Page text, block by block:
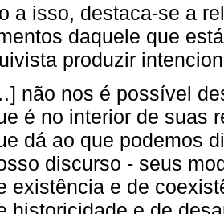
a isso, destaca-se a
daquele que
produzir
não nos é possível
é no interior de suas
dá ao que podemos
discurso - seus
existência e de